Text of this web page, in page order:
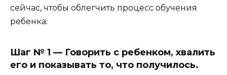
сейчас, чтобы облегчить процесс обучения
ребенка:
Шаг № 1 — Говорить с ребенком, хвалить
его и показывать то, что получилось.